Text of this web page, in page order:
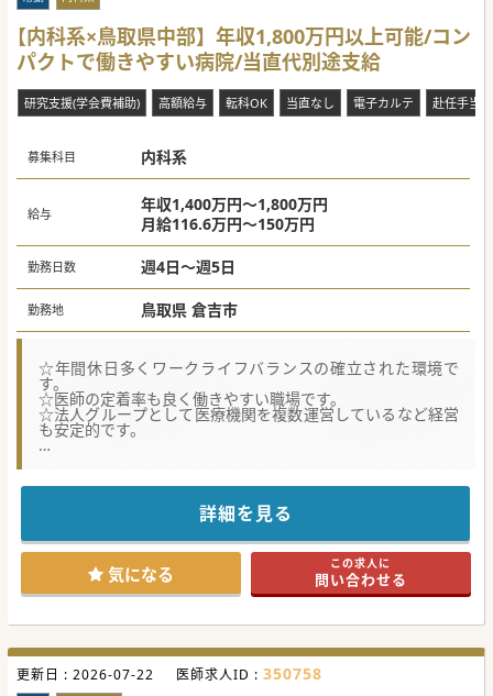
【内科系×鳥取県中部】年収1,800万円以上可能/コン
パクトで働きやすい病院/当直代別途支給
研究支援(学会費補助) 高額給与 転科OK 当直なし 電子カルテ 赴任手当
募集科目 内科系
給与
年収1,400万円～1,800万円
月給116.6万円～150万円
勤務日数 週4日～週5日
勤務地 鳥取県 倉吉市
☆年間休日多くワークライフバランスの確立された環境で
す。
☆医師の定着率も良く働きやすい職場です。
☆法人グループとして医療機関を複数運営しているなど経営
も安定的です。
ワークライフバランスの充実を積極的に支援する病院です。
詳細を見る
気になる この求人に
問い合わせる
更新日 : 2026-07-22 医師求人ID : 350758